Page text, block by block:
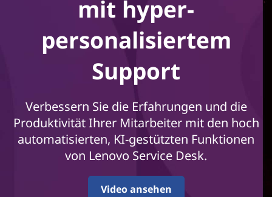
mit hyper-
personalisiertem
Support
Verbessern Sie die Erfahrungen und die
Produktivität Ihrer Mitarbeiter mit den hoch
automatisierten, KI-gestützten Funktionen
von Lenovo Service Desk.
Video ansehen